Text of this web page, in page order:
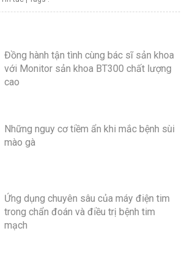
Đồng hành tận tình cùng bác sĩ sản khoa
với Monitor sản khoa BT300 chất lượng
cao
Những nguy cơ tiềm ẩn khi mắc bệnh sùi
mào gà
Ứng dụng chuyên sâu của máy điện tim
trong chẩn đoán và điều trị bệnh tim
mạch